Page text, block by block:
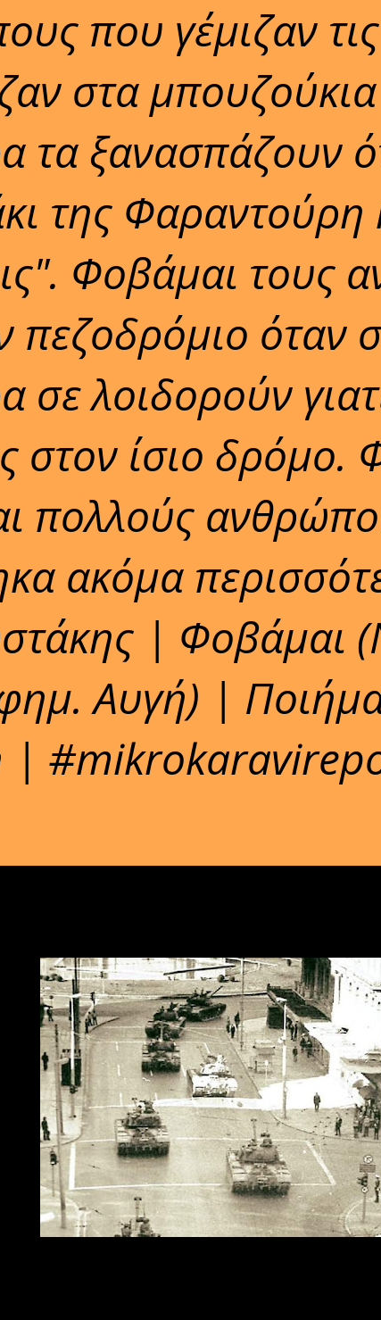
που γέμιζαν
στα
τα ξανασπάζουν
της Φαραντούρη
Φοβάμαι τους
πεζοδρόμιο όταν
σε λοιδορούν
στον ίσιο δρόμο.
πολλούς
ακόμα
| Φοβάμαι
Αυγή) |
|